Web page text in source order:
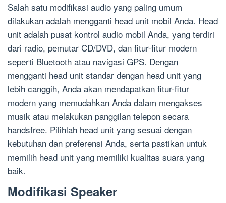
Salah satu modifikasi audio yang paling umum
dilakukan adalah mengganti head unit mobil Anda. Head
unit adalah pusat kontrol audio mobil Anda, yang terdiri
dari radio, pemutar CD/DVD, dan fitur-fitur modern
seperti Bluetooth atau navigasi GPS. Dengan
mengganti head unit standar dengan head unit yang
lebih canggih, Anda akan mendapatkan fitur-fitur
modern yang memudahkan Anda dalam mengakses
musik atau melakukan panggilan telepon secara
handsfree. Pilihlah head unit yang sesuai dengan
kebutuhan dan preferensi Anda, serta pastikan untuk
memilih head unit yang memiliki kualitas suara yang
baik.
Modifikasi Speaker